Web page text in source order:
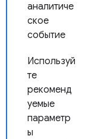
аналитиче
ское
событие
Используй
те
рекоменд
уемые
параметр
ы